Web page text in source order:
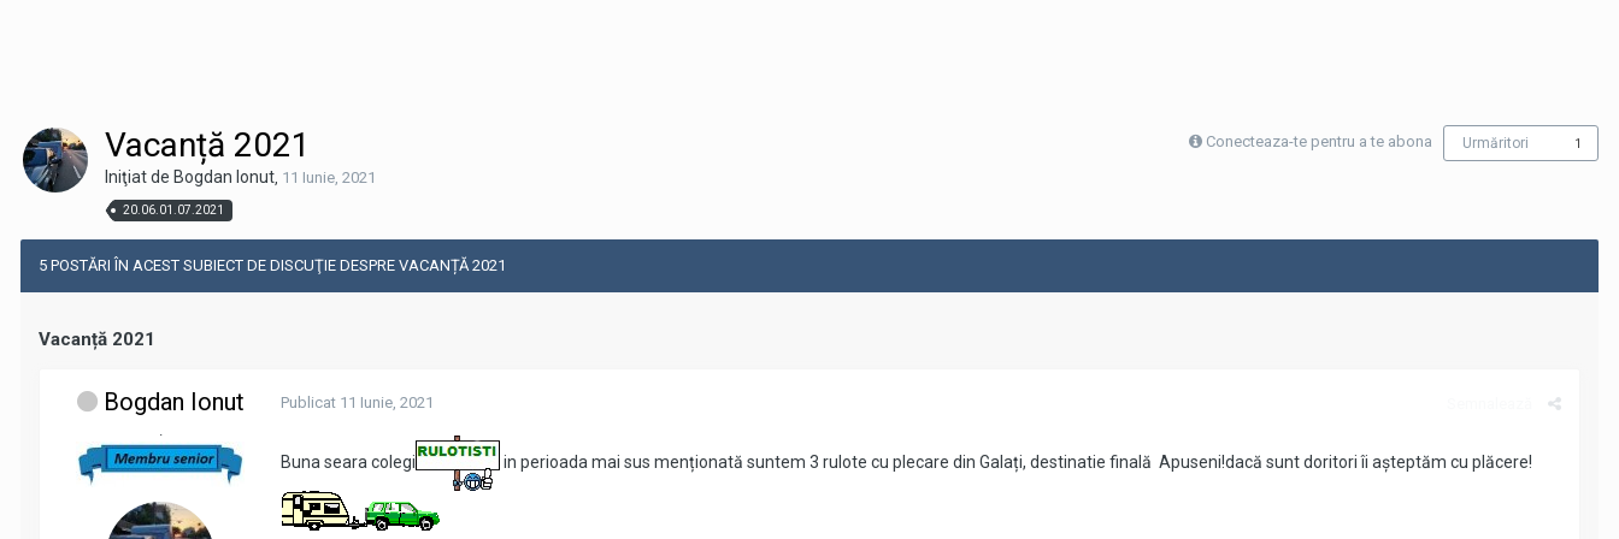
Conecteaza-te pentru a te abona Urmăritori 1
Vacanță 2021
Iniţiat de Bogdan Ionut, 11 Iunie, 2021
20.06.01.07.2021
5 POSTĂRI ÎN ACEST SUBIECT DE DISCUŢIE DESPRE VACANȚĂ 2021
Vacanță 2021
Bogdan Ionut Publicat 11 Iunie, 2021
Buna seara colegi in perioada mai sus menționată suntem 3 rulote cu plecare din Galați, destinatie finală Apuseni!dacă sunt doritori îi așteptăm cu plăcere!